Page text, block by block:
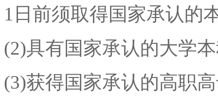
1日前须取得国家承认的
(2)具有国家承认的大学
(3)获得国家承认的高职